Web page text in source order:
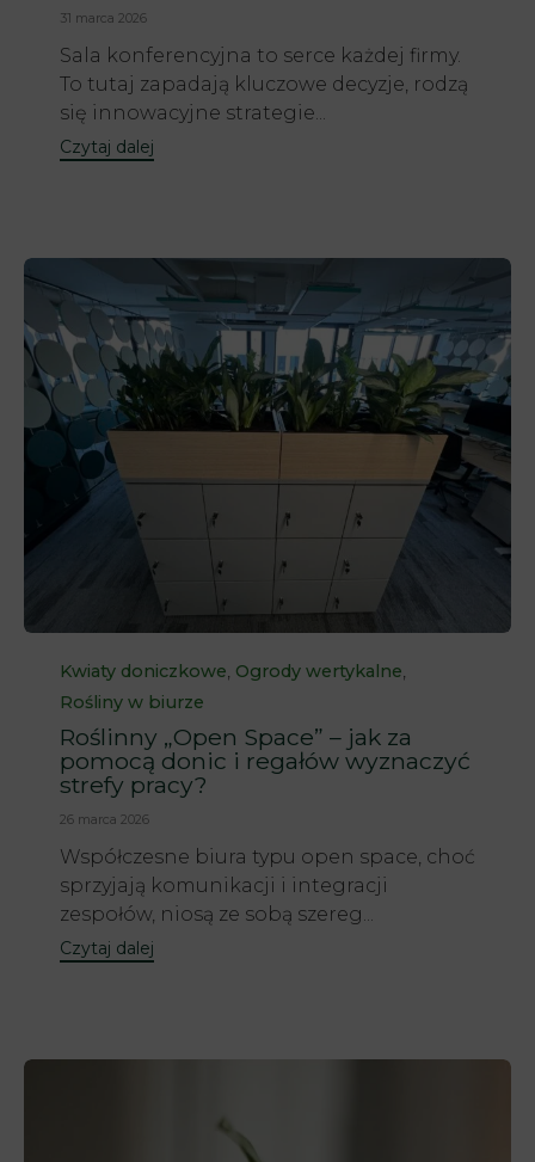
31 marca 2026
Sala konferencyjna to serce każdej firmy.
To tutaj zapadają kluczowe decyzje, rodzą
się innowacyjne strategie...
Czytaj dalej
Category
Kwiaty doniczkowe, Ogrody wertykalne,
Rośliny w biurze
Roślinny „Open Space” – jak za
pomocą donic i regałów wyznaczyć
strefy pracy?
26 marca 2026
Współczesne biura typu open space, choć
sprzyjają komunikacji i integracji
zespołów, niosą ze sobą szereg...
Czytaj dalej